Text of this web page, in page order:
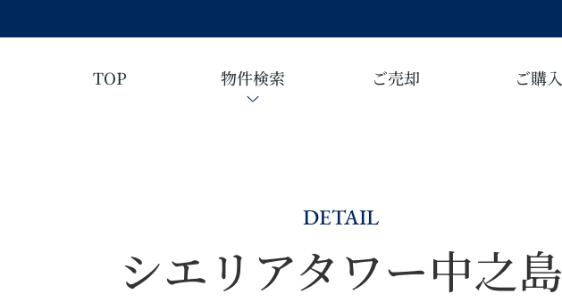
TOP 物件検索 ご売却 ご購入
DETAIL
シエリアタワー中之島